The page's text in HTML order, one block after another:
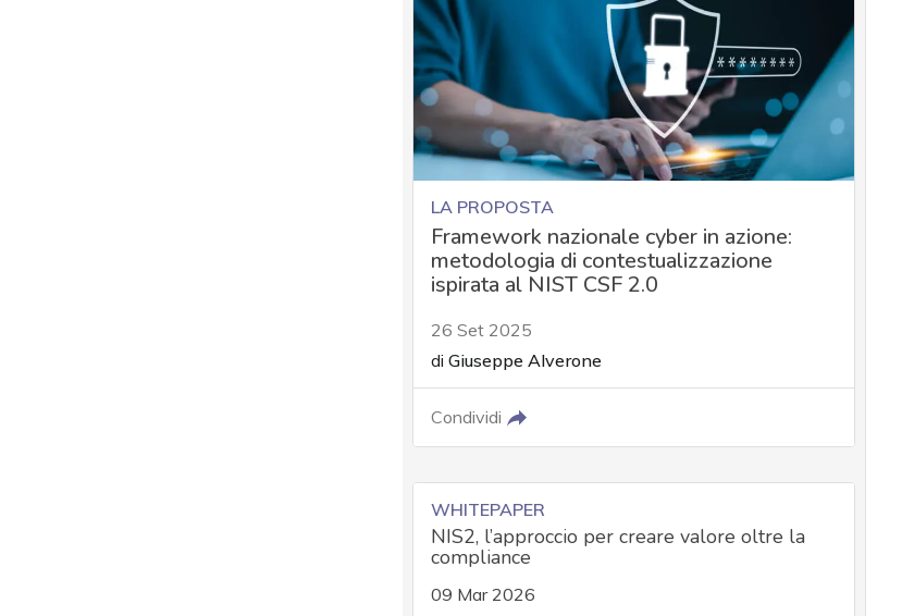
LA PROPOSTA
Framework nazionale cyber in azione:
metodologia di contestualizzazione
ispirata al NIST CSF 2.0
26 Set 2025
di Giuseppe Alverone
Condividi
WHITEPAPER
NIS2, l’approccio per creare valore oltre la
compliance
09 Mar 2026